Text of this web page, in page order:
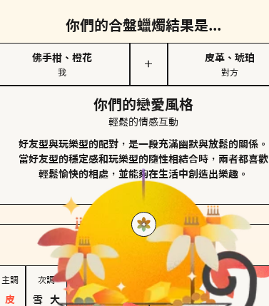
你們的合盤蠟燭結果是...
佛手柑、橙花
我
＋
皮革、琥珀
對方
你們的戀愛風格
輕鬆的情感互動
好友型與玩樂型的配對，是一段充滿幽默與放鬆的關係。
當好友型的穩定感和玩樂型的隨性相結合時，兩者都喜歡
輕鬆愉快的相處，並能夠在生活中創造出樂趣。
對方的主調蠟燭是...
主調 次調